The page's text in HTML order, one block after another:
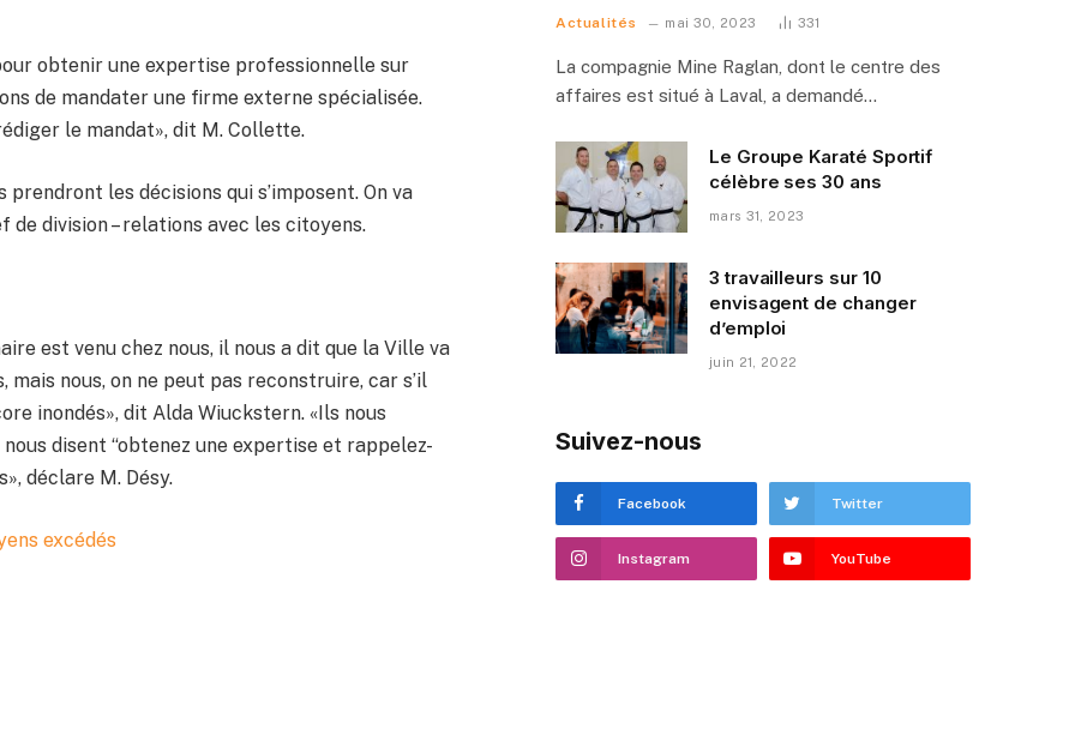
obtenir une expertise professionnelle sur
de mandater une firme externe spécialisée.
le mandat», dit M. Collette.
les décisions qui s’imposent. On va
division – relations avec les citoyens.
est venu chez nous, il nous a dit que la Ville va
nous, on ne peut pas reconstruire, car s’il
inondés», dit Alda Wiuckstern. «Ils nous
disent “obtenez une expertise et rappelez-
déclare M. Désy.
excédés
Actualités mai 30, 2023 331
La compagnie Mine Raglan, dont le centre des
affaires est situé à Laval, a demandé…
Le Groupe Karaté Sportif
célèbre ses 30 ans
mars 31, 2023
3 travailleurs sur 10
envisagent de changer
d’emploi
juin 21, 2022
Suivez-nous
Facebook Twitter
Instagram YouTube